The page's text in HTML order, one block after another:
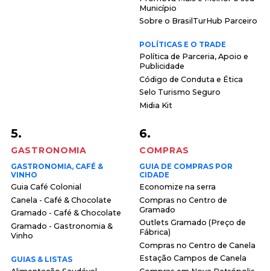
Município
Sobre o BrasilTurHub Parceiro
POLÍTICAS E O TRADE
Política de Parceria, Apoio e
Publicidade
Código de Conduta e Ética
Selo Turismo Seguro
Midia Kit
5.
GASTRONOMIA
GASTRONOMIA, CAFÉ &
VINHO
Guia Café Colonial
Canela - Café & Chocolate
Gramado - Café & Chocolate
Gramado - Gastronomia &
Vinho
GUIAS & LISTAS
6.
COMPRAS
GUIA DE COMPRAS POR
CIDADE
Economize na serra
Compras no Centro de
Gramado
Outlets Gramado (Preço de
Fábrica)
Compras no Centro de Canela
Estação Campos de Canela